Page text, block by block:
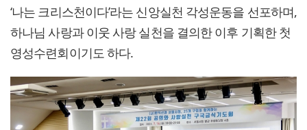
‘나는 크리스천이다’라는 신앙실천 각성운동을 선포하며,
하나님 사랑과 이웃 사랑 실천을 결의한 이후 기획한 첫
영성수련회이기도 하다.